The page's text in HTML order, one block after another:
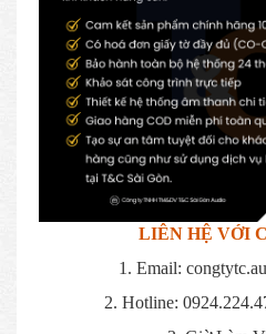
LIÊN HỆ VỚI
1. Email:
2. Hotline: